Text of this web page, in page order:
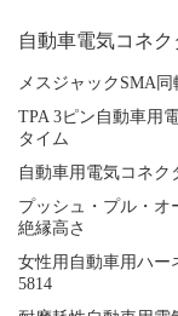
自動車電気コネク
メスジャックSMA
TPA 3ピン自動車用
タイム
自動車用電気コネク
プッシュ・プル・オ
絶縁高さ
女性用自動車用ハー
5814